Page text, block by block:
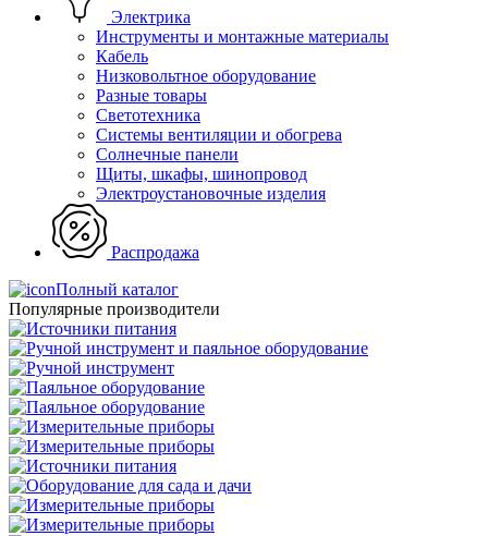
Электрика
Инструменты и монтажные материалы
Кабель
Низковольтное оборудование
Разные товары
Светотехника
Системы вентиляции и обогрева
Солнечные панели
Щиты, шкафы, шинопровод
Электроустановочные изделия
Распродажа
Полный каталог
Популярные производители